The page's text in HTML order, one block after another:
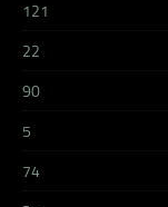
121
22
90
5
74